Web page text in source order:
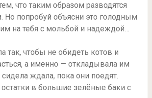
что таким образом разводятся
попробуй объясни это голодным
на тебя с мольбой и надеждой…
так, чтобы не обидеть котов и
а именно — откладывала им
ждала, пока они поедят.
в большие зелёные баки с